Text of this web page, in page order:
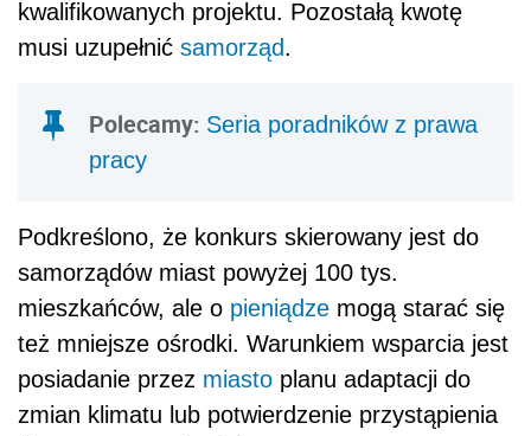
kwalifikowanych projektu. Pozostałą kwotę
musi uzupełnić samorząd.
Polecamy: Seria poradników z prawa
pracy
Podkreślono, że konkurs skierowany jest do
samorządów miast powyżej 100 tys.
mieszkańców, ale o pieniądze mogą starać się
też mniejsze ośrodki. Warunkiem wsparcia jest
posiadanie przez miasto planu adaptacji do
zmian klimatu lub potwierdzenie przystąpienia